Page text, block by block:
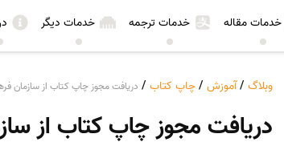
خدمات مقاله خدمات ترجمه خدمات دیگر
وبلاگ /آموزش /چاپ کتاب / دریافت مجوز چاپ کتاب از سازمان
دریافت مجوز چاپ کتاب از